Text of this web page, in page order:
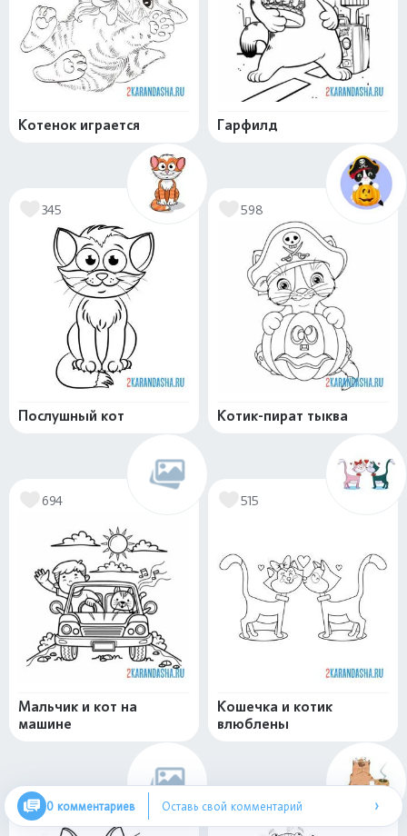
Котенок играется Гарфилд
345
Послушный кот
598
Котик-пират тыква
694
Мальчик и кот на
машине
515
Кошечка и котик
влюблены
643 401
0 комментариев Оставь свой комментарий ›